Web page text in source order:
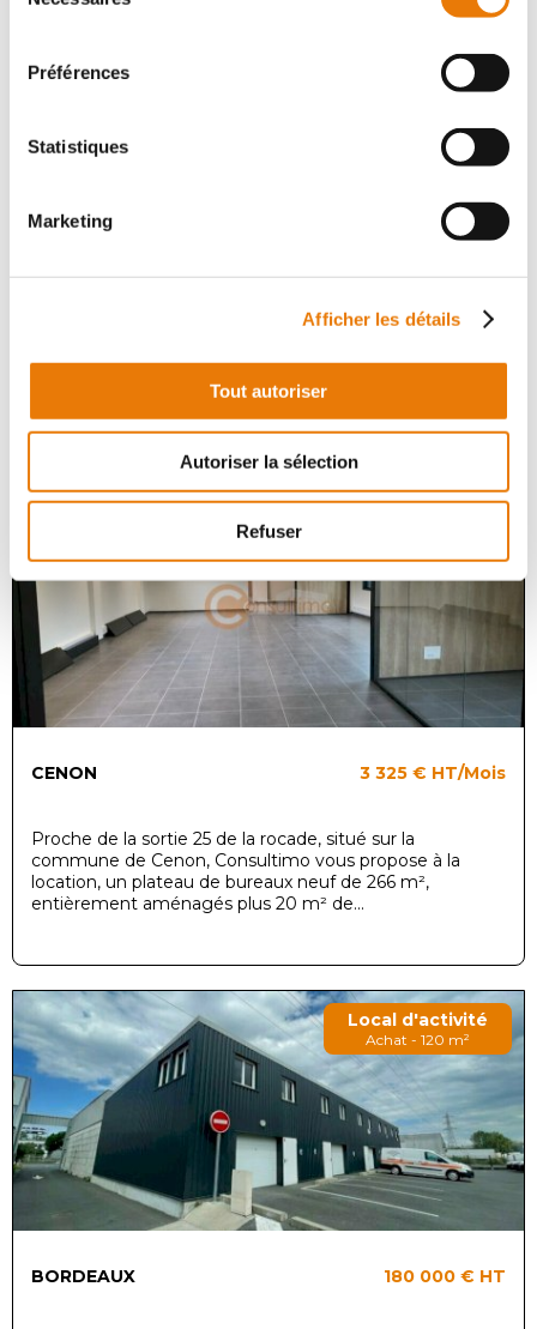
Préférences
Statistiques
Marketing
Afficher les détails
Tout autoriser
Autoriser la sélection
Refuser
Local d'activité
libérales en pôle médical Découvrez ce local de 55 m²
parfaitement adapté à un cabinet médical ou
paramédical, alliant fonctionna...
CENON 3 325 € HT/Mois
Proche de la sortie 25 de la rocade, situé sur la
commune de Cenon, Consultimo vous propose à la
location, un plateau de bureaux neuf de 266 m²,
entièrement aménagés plus 20 m² de...
Local d'activité
Achat - 120 m²
BORDEAUX 180 000 € HT